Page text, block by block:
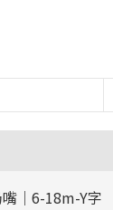
｜6-18m-Y字